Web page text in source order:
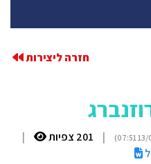
חזרה ליצירות
| 201 צפיות
|